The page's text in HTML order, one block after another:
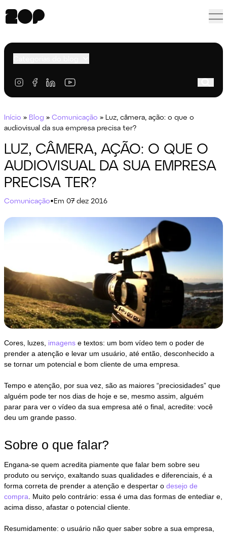
Início » Blog »Comunicação »Luz, câmera, ação: o que o
audiovisual da sua empresa precisa ter?
LUZ, CÂMERA, AÇÃO: O QUE O
AUDIOVISUAL DA SUA EMPRESA
PRECISA TER?
Comunicação•Em 07 dez 2016
Cores, luzes, imagens e textos: um bom vídeo tem o poder de
prender a atenção e levar um usuário, até então, desconhecido a
se tornar um potencial e bom cliente de uma empresa.
Tempo e atenção, por sua vez, são as maiores “preciosidades” que
alguém pode ter nos dias de hoje e se, mesmo assim, alguém
parar para ver o vídeo da sua empresa até o final, acredite: você
deu um grande passo.
Sobre o que falar?
Engana-se quem acredita piamente que falar bem sobre seu
produto ou serviço, exaltando suas qualidades e diferenciais, é a
forma correta de prender a atenção e despertar odesejo de
compra . Muito pelo contrário: essa é uma das formas de entediar e,
acima disso, afastar o potencial cliente.
Resumidamente: o usuário não quer saber sobre a sua empresa,